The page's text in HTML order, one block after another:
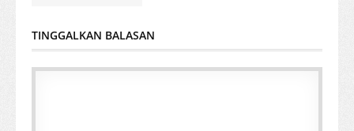
TINGGALKAN BALASAN